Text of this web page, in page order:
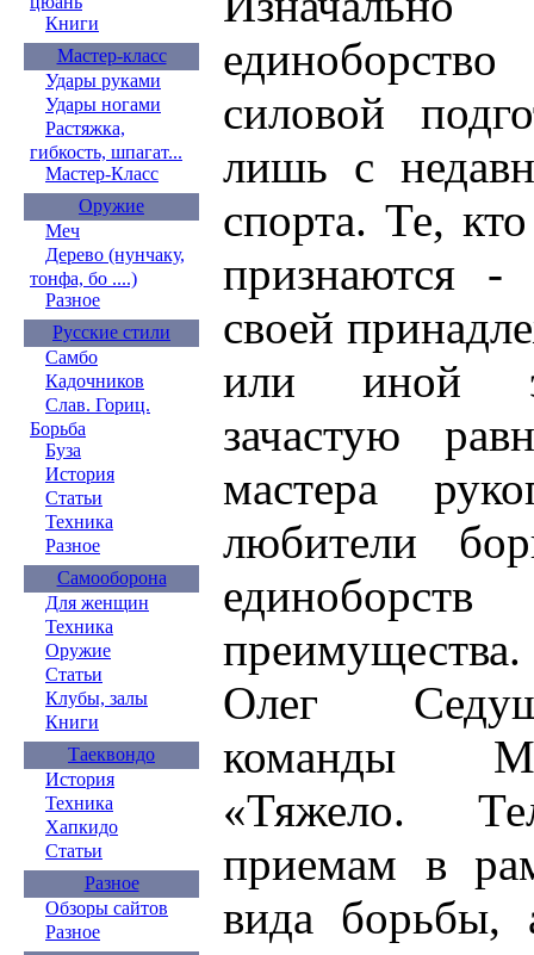
Книги
Мастер-класс
Удары руками
Удары ногами
Растяжка,
гибкость, шпагат...
Мастер-Класс
Оружие
Меч
Дерево (нунчаку,
тонфа, бо ....)
Разное
Русские стили
Самбо
Кадочников
Слав. Гориц.
Борьба
Буза
История
Статьи
Техника
Разное
Самооборона
Для женщин
Техника
Оружие
Статьи
Клубы, залы
Книги
Таеквондо
История
Техника
Хапкидо
Статьи
Разное
Обзоры сайтов
Разное
силовой
лишь с
спорта. Те,
признаются -
своей
или иной
зачастую
мастера
любители
преимущества.
Олег
команды
«Тяжело.
приемам в
вида борьбы,